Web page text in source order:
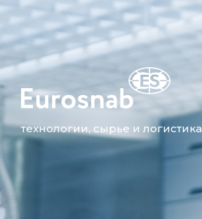
технологии, сырье и логистика